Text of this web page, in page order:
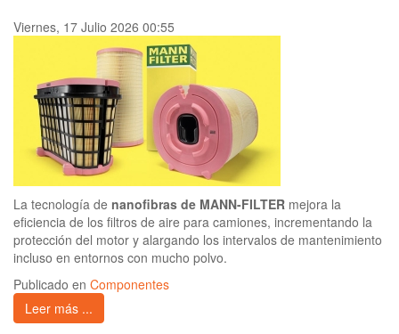
Viernes, 17 Julio 2026 00:55
La tecnología de nanofibras de MANN-FILTER mejora la
eficiencia de los filtros de aire para camiones, incrementando la
protección del motor y alargando los intervalos de mantenimiento
incluso en entornos con mucho polvo.
Publicado en Componentes
Leer más ...